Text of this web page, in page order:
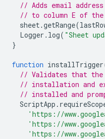
// Adds email
// to column E of
sheet.getRange(
Logger . log( "Sheet
}
function installTrigger
// Validates that the
// installation and
// installed and
ScriptApp .
'https://
'https://
'https://